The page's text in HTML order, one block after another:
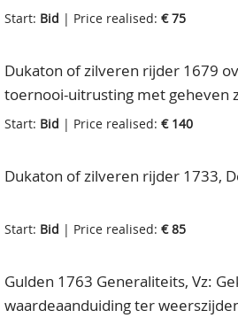
voor zich staande houdend;
Generaliteitswapen
hond, Delm.962, Cnm.2.17.124,
Start: Bid | Price realised: € 75
Dukaton of zilveren rijder 1679
toernooi-uitrusting met geheven
een naar rechts galopperend
Gekroond Generaliteitswapen,
aanziende leeuwen.; eronder
Delm.1009, Cnm.2.17.130, zeer
Start: Bid | Price realised: € 140
Dukaton of zilveren rijder 1733,
Start: Bid | Price realised: € 85
Gulden 1763 Generaliteits, Vz:
waardeaanduiding ter weerszijden